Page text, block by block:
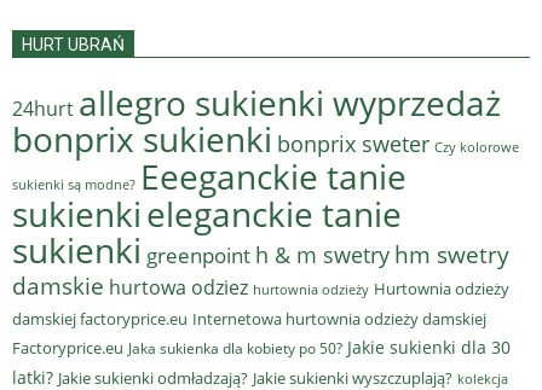
HURT UBRAŃ
24hurt allegro sukienki wyprzedaż
bonprix sukienki bonprix sweter Czy kolorowe
sukienki są modne? Eeeganckie tanie
sukienkieleganckie tanie
sukienki greenpoint h & m swetry hm swetry
damskie hurtowa odziez hurtownia odzieży Hurtownia odzieży
damskiej factoryprice.eu Internetowa hurtownia odzieży damskiej
Factoryprice.eu Jaka sukienka dla kobiety po 50? Jakie sukienki dla 30
latki? Jakie sukienki odmładzają? Jakie sukienki wyszczuplają? kolekcja